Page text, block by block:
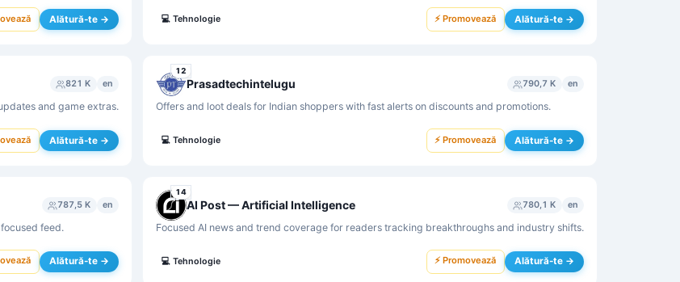
Alătură-te → 💻 Tehnologie ⚡ Promovează Alătură-te →
821 K en
and game extras.
Alătură-te →
12
Prasadtechintelugu 790,7 K en
Offers and loot deals for Indian shoppers with fast alerts on discounts and promotions.
💻 Tehnologie ⚡ Promovează Alătură-te →
787,5 K en
feed.
Alătură-te →
14
AI Post — Artificial Intelligence 780,1 K en
Focused AI news and trend coverage for readers tracking breakthroughs and industry shifts.
💻 Tehnologie ⚡ Promovează Alătură-te →